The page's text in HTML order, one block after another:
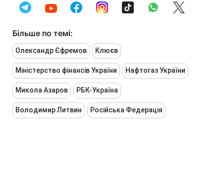
Більше по темі:
Олександр Єфремов Клюєв
Міністерство фінансів України Нафтогаз України
Микола Азаров РБК-Україна
Володимир Литвин Російська Федерація